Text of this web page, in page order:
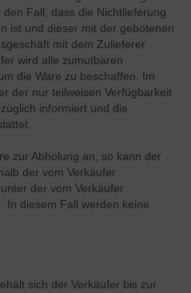
Fall, dass die Nichtlieferung
ist und dieser mit der gebotenen
mit dem Zulieferer
wird alle zumutbaren
die Ware zu beschaffen. Im
der nur teilweisen Verfügbarkeit
informiert und die
zur Abholung an, so kann der
der vom Verkäufer
der vom Verkäufer
In diesem Fall werden keine
sich der Verkäufer bis zur